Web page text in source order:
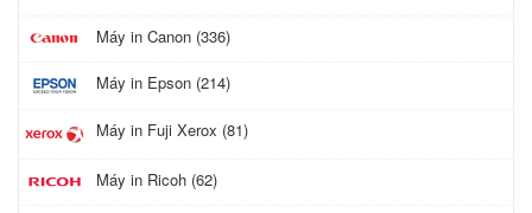
Máy in Canon (336)
Máy in Epson (214)
Máy in Fuji Xerox (81)
Máy in Ricoh (62)